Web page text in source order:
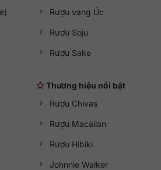
Rượu vang Úc
Rượu Soju
Rượu Sake
Thương hiệu nổi bật
Rượu Chivas
Rượu Macallan
Rượu Hibiki
Johnnie Walker